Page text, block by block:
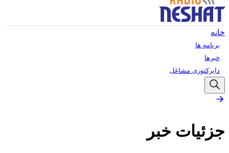
خانه
برنامه ها
خبرها
دایرکتوری مشاغل
جزئیات خبر